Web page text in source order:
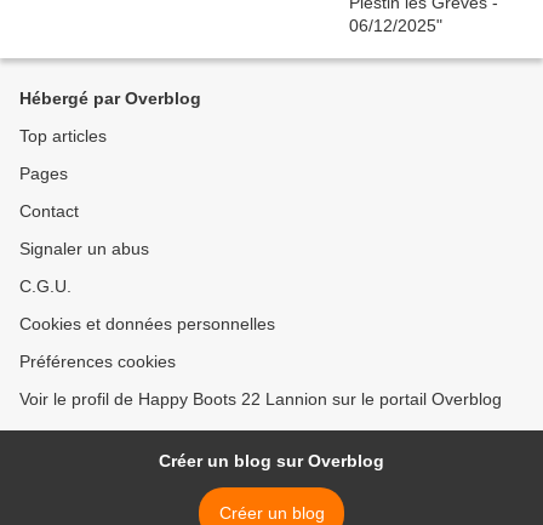
Hébergé par Overblog
Top articles
Pages
Contact
Signaler un abus
C.G.U.
Cookies et données personnelles
Préférences cookies
Voir le profil de Happy Boots 22 Lannion sur le portail Overblog
Créer un blog sur Overblog
Créer un blog